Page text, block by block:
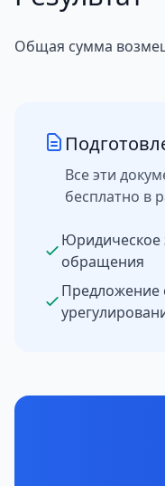
Общая сумма
Все эти
бесплатно в
Юридическое
обращения
Предложение